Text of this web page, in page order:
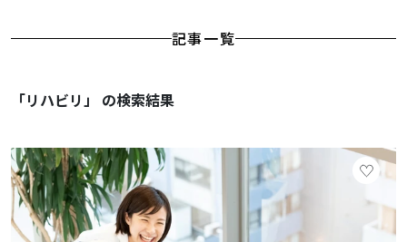
記事一覧
「リハビリ」 の検索結果